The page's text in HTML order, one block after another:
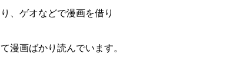
り、ゲオなどで漫画を借り
て漫画ばかり読んでいます。